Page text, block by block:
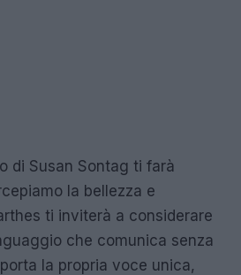
di Susan Sontag ti farà
la bellezza e
ti inviterà a considerare
che comunica senza
la propria voce unica,